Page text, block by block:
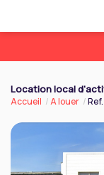
Cession
Location local
Accueil A louer